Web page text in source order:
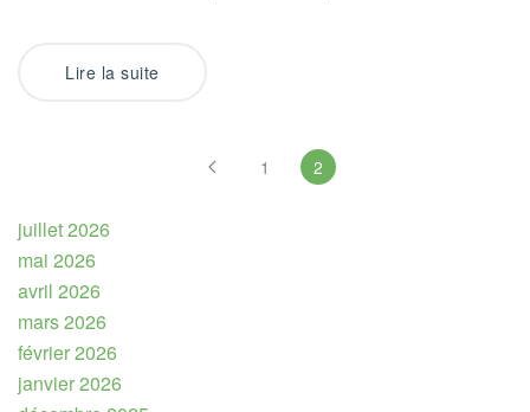
Lire la suite
1 2
juillet 2026
mai 2026
avril 2026
mars 2026
février 2026
janvier 2026